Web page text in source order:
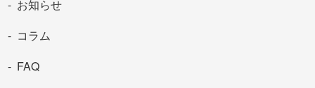
お知らせ
コラム
FAQ